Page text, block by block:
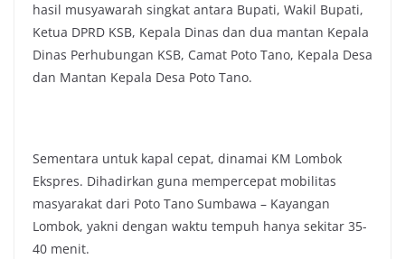
hasil musyawarah singkat antara Bupati, Wakil Bupati,
Ketua DPRD KSB, Kepala Dinas dan dua mantan Kepala
Dinas Perhubungan KSB, Camat Poto Tano, Kepala Desa
dan Mantan Kepala Desa Poto Tano.
Sementara untuk kapal cepat, dinamai KM Lombok
Ekspres. Dihadirkan guna mempercepat mobilitas
masyarakat dari Poto Tano Sumbawa – Kayangan
Lombok, yakni dengan waktu tempuh hanya sekitar 35-
40 menit.